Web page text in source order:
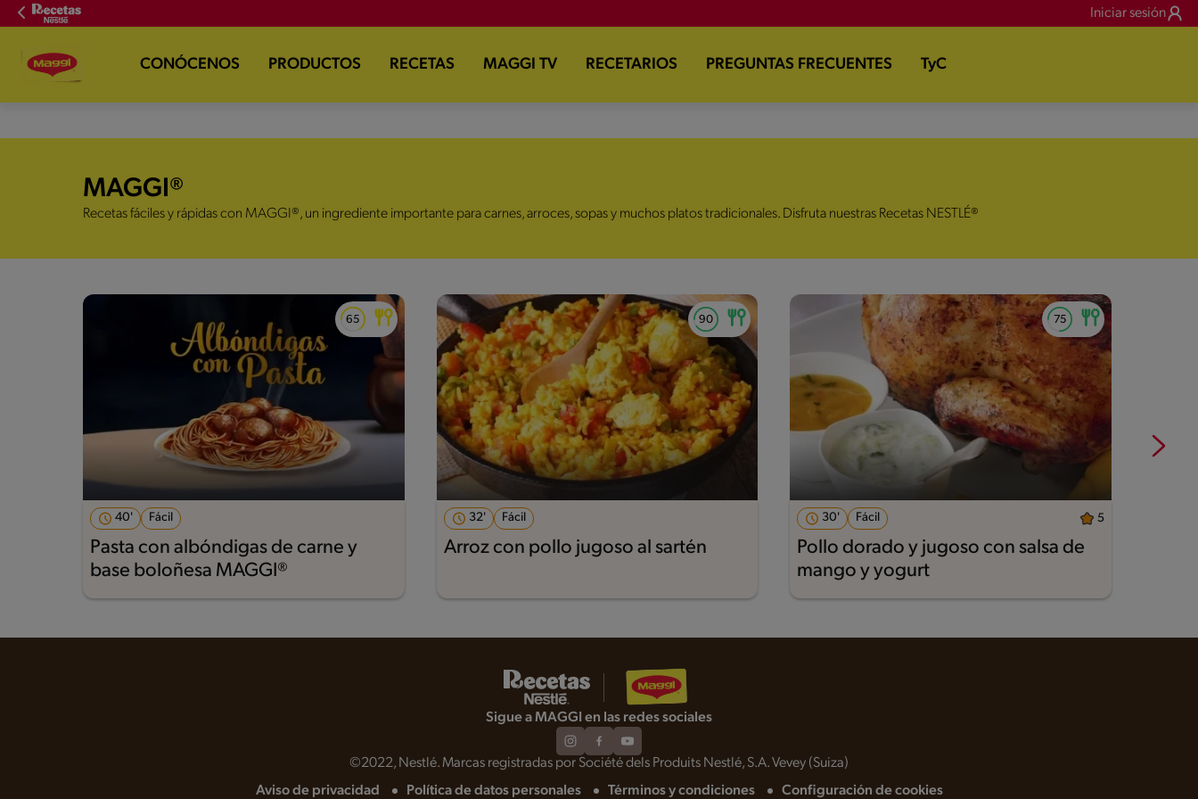
Iniciar sesión
CONÓCENOS PRODUCTOS RECETAS MAGGI TV RECETARIOS PREGUNTAS FRECUENTES TyC
MAGGI®
Recetas fáciles y rápidas con MAGGI®, un ingrediente importante para carnes, arroces, sopas y muchos platos tradicionales. Disfruta nuestras Recetas NESTLÉ®
40' Fácil
Pasta con albóndigas de carne y
base boloñesa MAGGI®
32' Fácil
Arroz con pollo jugoso al sartén
30' Fácil 5
Pollo dorado y jugoso con salsa de
mango y yogurt
Sigue a MAGGI en las redes sociales
©2022, Nestlé. Marcas registradas por Société dels Produits Nestlé, S.A. Vevey (Suiza)
Aviso de privacidad
Política de datos personales Términos y condiciones Configuración de cookies